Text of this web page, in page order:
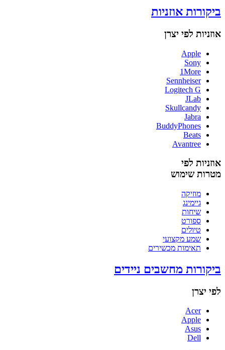
ביקורות אוזניות
אוזניות לפי יצרן
Apple
Sony
1More
Sennheiser
Logitech G
JLab
Skullcandy
Jabra
BuddyPhones
Beats
Avantree
אוזניות לפי
מטרות שימוש
מוזיקה
גיימינג
שיחות
ספורט
טיולים
שמע מקצועי
תאימות מכשירים
ביקורות מחשבים ניידים
לפי יצרן
Acer
Apple
Asus
Dell